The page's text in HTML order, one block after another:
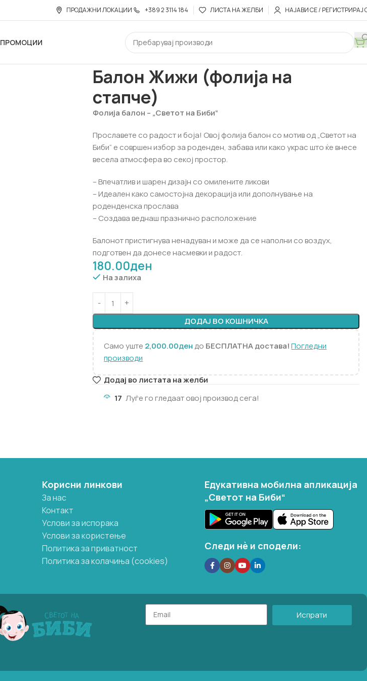
ПРОДАЖНИ ЛОКАЦИИ +389 2 3114 184 ЛИСТА НА ЖЕЛБИ НАЈАВИ СЕ / РЕГИСТРИРАЈ
ПРОМОЦИИ
Балон Жижи (фолија на
стапче)
Фолија балон – „Светот на Биби“
Прославете со радост и боја! Овој фолија балон со мотив од „Светот на
Биби“ е совршен избор за роденден, забава или како украс што ќе внесе
весела атмосфера во секој простор.
– Впечатлив и шарен дизајн со омилените ликови
– Идеален како самостојна декорација или дополнување на
роденденска прослава
– Создава веднаш празнично расположение
Балонот пристигнува ненадуван и може да се наполни со воздух,
подготвен да донесе насмевки и радост.
180.00ден
На залиха
ДОДАЈ ВО КОШНИЧКА
Само уште 2,000.00дендо БЕСПЛАТНА достава! Погледни
производи
Додај во листата на желби
17 Луѓе го гледаат овој производ сега!
Корисни линкови
За нас
Контакт
Услови за испорака
Услови за користење
Политика за приватност
Политика за колачиња (cookies)
Едукативна мобилна апликација
„Светот на Биби“
Следи нѐ и сподели:
Испрати